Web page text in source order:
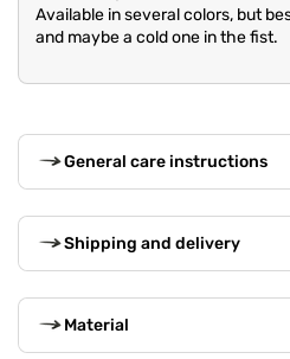
Available in several colors, but
and maybe a cold one in the fist.
General care instructions
Shipping and delivery
Material